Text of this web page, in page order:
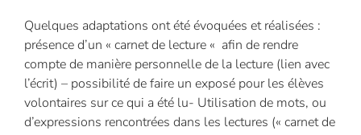
Quelques adaptations ont été évoquées et réalisées :
présence d’un « carnet de lecture « afin de rendre
compte de manière personnelle de la lecture (lien avec
l’écrit) – possibilité de faire un exposé pour les élèves
volontaires sur ce qui a été lu- Utilisation de mots, ou
d’expressions rencontrées dans les lectures (« carnet de